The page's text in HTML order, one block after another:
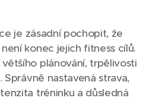
je zásadní pochopit, že
konec jejich fitness cílů.
plánování, trpělivosti
nastavená strava,
tréninku a důsledná